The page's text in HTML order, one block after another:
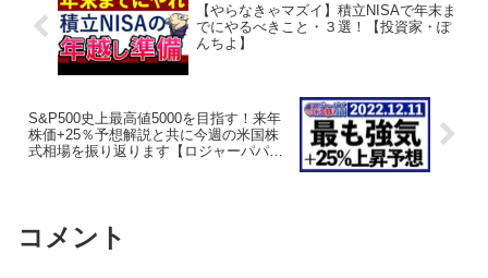
【やらなきゃマズイ】積立NISAで年末ま
でにやるべきこと・３選！【投資家・ぽ
んちよ】
S&P500史上最高値5000を目指す！来年
株価+25％予想解説と共に今週の米国株
式相場を振り返ります【ロジャーパパ米
コメント